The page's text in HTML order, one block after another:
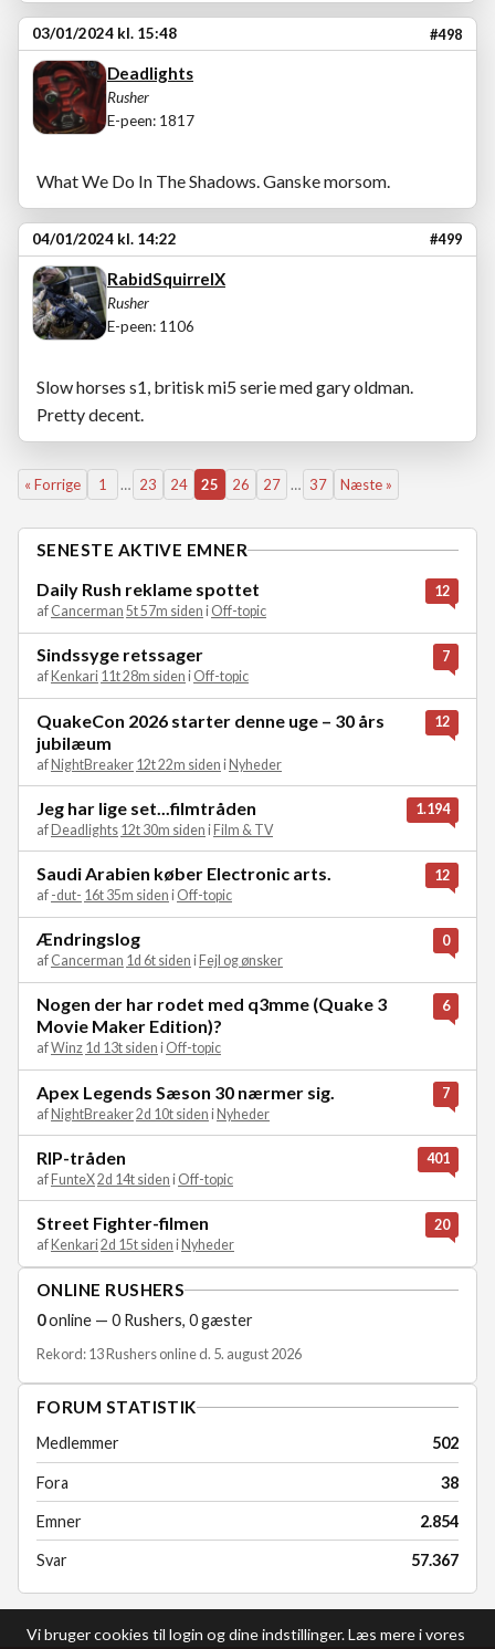
03/01/2024 kl. 15:48 #498
Deadlights
Rusher
E-peen: 1817
What We Do In The Shadows. Ganske morsom.
04/01/2024 kl. 14:22 #499
RabidSquirrelX
Rusher
E-peen: 1106
Slow horses s1, britisk mi5 serie med gary oldman.
Pretty decent.
« Forrige 1 … 23 24 25 26 27 … 37 Næste »
SENESTE AKTIVE EMNER
Daily Rush reklame spottet
af Cancerman 5t 57m siden i Off-topic
12
Sindssyge retssager
af Kenkari 11t 28m siden i Off-topic
7
QuakeCon 2026 starter denne uge – 30 års
jubilæum
afNightBreaker 12t 22m siden iNyheder
12
Jeg har lige set...filmtråden
af Deadlights 12t 30m siden i Film & TV
1.194
Saudi Arabien køber Electronic arts.
af -dut- 16t 35m siden i Off-topic
12
Ændringslog
af Cancerman 1d 6t siden i Fejl og ønsker
0
Nogen der har rodet med q3mme (Quake 3
Movie Maker Edition)?
afWinz 1d 13t siden i Off-topic
6
Apex Legends Sæson 30 nærmer sig.
afNightBreaker2d 10t siden iNyheder
7
RIP-tråden
afFunteX2d 14t siden i Off-topic
401
Street Fighter-filmen
af Kenkari2d 15t siden i Nyheder
20
ONLINE RUSHERS
0online — 0 Rushers, 0 gæster
Rekord: 13 Rushers online d. 5. august 2026
FORUM STATISTIK
Medlemmer 502
Fora 38
Emner 2.854
Svar 57.367
Vi bruger cookies til login og dine indstillinger. Læs mere i vores